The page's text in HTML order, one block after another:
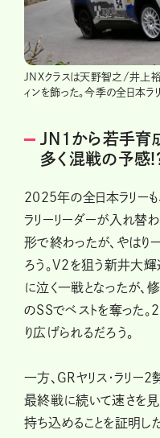
JNXクラスは天野智之/井上
ィンを飾った。今季の全日本ラ
JN1から若手育
多く混戦の予感
2025年の全日本ラリーも
ラリーリーダーが入れ替
形で終わったが、やは
ろう。V2を狙う新井大輝
に泣く一戦となったが、
のSSでベストを奪った
り広げられるだろう。
一方、GRヤリス・ラリー
最終戦に続いて速さを
持ち込めることを証明し